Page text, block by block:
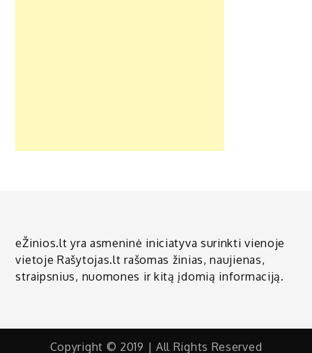
eŽinios.lt yra asmeninė iniciatyva surinkti vienoje
vietoje Rašytojas.lt rašomas žinias, naujienas,
straipsnius, nuomones ir kitą įdomią informaciją.
Copyright © 2019 | All Rights Reserved